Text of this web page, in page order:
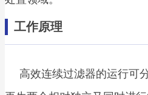
工作原理
高效连续过滤器的运行可